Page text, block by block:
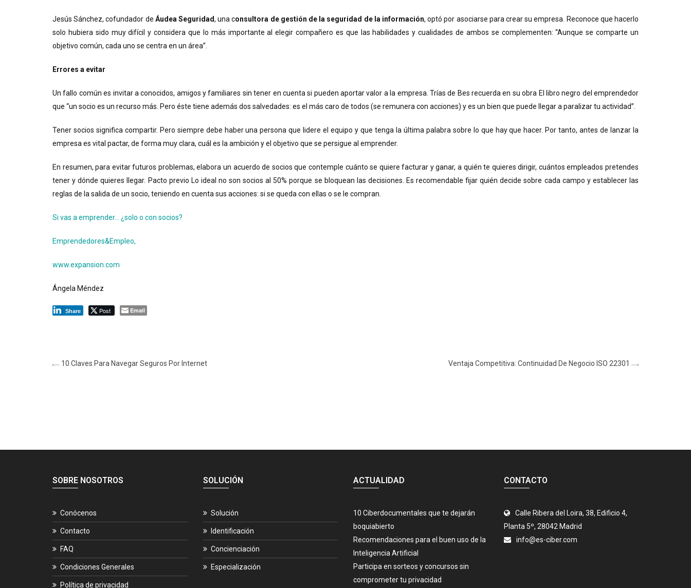
Jesús Sánchez, cofundador de Áudea Seguridad, una consultora de gestión de la seguridad de la información, optó por asociarse para crear su empresa. Reconoce que hacerlo
solo hubiera sido muy difícil y considera que lo más importante al elegir compañero es que las habilidades y cualidades de ambos se complementen: “Aunque se comparte un
objetivo común, cada uno se centra en un área”.
Errores a evitar
Un fallo común es invitar a conocidos, amigos y familiares sin tener en cuenta si pueden aportar valor a la empresa. Trías de Bes recuerda en su obra El libro negro del emprendedor
que “un socio es un recurso más. Pero éste tiene además dos salvedades: es el más caro de todos (se remunera con acciones) y es un bien que puede llegar a paralizar tu actividad”.
Tener socios significa compartir. Pero siempre debe haber una persona que lidere el equipo y que tenga la última palabra sobre lo que hay que hacer. Por tanto, antes de lanzar la
empresa es vital pactar, de forma muy clara, cuál es la ambición y el objetivo que se persigue al emprender.
En resumen, para evitar futuros problemas, elabora un acuerdo de socios que contemple cuánto se quiere facturar y ganar, a quién te quieres dirigir, cuántos empleados pretendes
tener y dónde quieres llegar. Pacto previo Lo ideal no son socios al 50% porque se bloquean las decisiones. Es recomendable fijar quién decide sobre cada campo y establecer las
reglas de la salida de un socio, teniendo en cuenta sus acciones: si se queda con ellas o se le compran.
Si vas a emprender… ¿solo o con socios?
Emprendedores&Empleo,
www.expansion.com
Ángela Méndez
Share Post Email
10 Claves Para Navegar Seguros Por Internet Ventaja Competitiva: Continuidad De Negocio ISO 22301
SOBRE NOSOTROS
Conócenos
Contacto
FAQ
Condiciones Generales
Política de privacidad
SOLUCIÓN
Solución
Identificación
Concienciación
Especialización
ACTUALIDAD
10 Ciberdocumentales que te dejarán
boquiabierto
Recomendaciones para el buen uso de la
Inteligencia Artificial
Participa en sorteos y concursos sin
comprometer tu privacidad
CONTACTO
Calle Ribera del Loira, 38, Edificio 4,
Planta 5º, 28042 Madrid
info@es-ciber.com